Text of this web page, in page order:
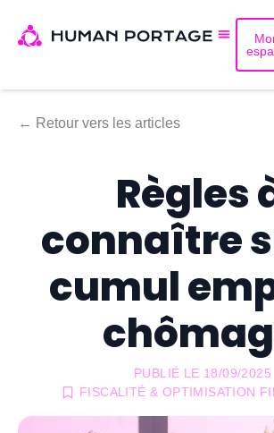
← Retour vers les articles
Règles
connaître
cumul
PUBLIÉ LE 18/09/2025
FISCALITÉ & OPTIMISATION